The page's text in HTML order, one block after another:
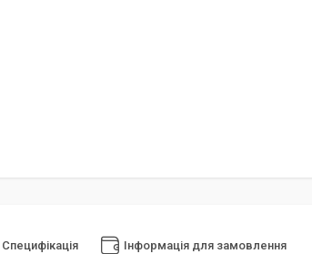
Специфікація Інформація для замовлення